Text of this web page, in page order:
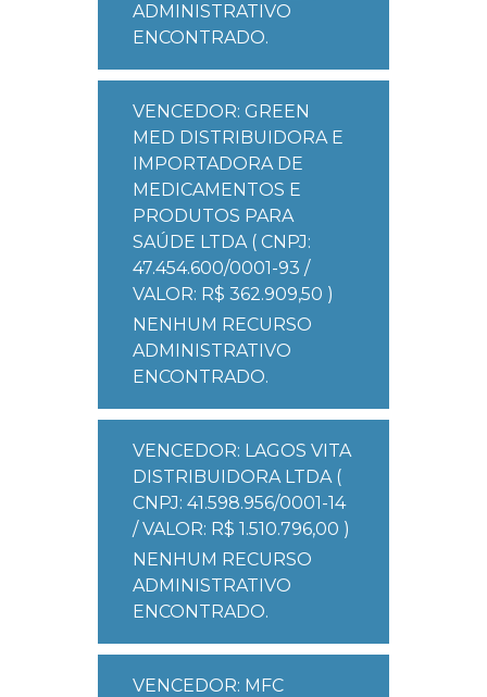
ADMINISTRATIVO
ENCONTRADO.
VENCEDOR: GREEN
MED DISTRIBUIDORA E
IMPORTADORA DE
MEDICAMENTOS E
PRODUTOS PARA
SAÚDE LTDA ( CNPJ:
47.454.600/0001-93 /
VALOR: R$ 362.909,50 )
NENHUM RECURSO
ADMINISTRATIVO
ENCONTRADO.
VENCEDOR: LAGOS VITA
DISTRIBUIDORA LTDA (
CNPJ: 41.598.956/0001-14
/ VALOR: R$ 1.510.796,00 )
NENHUM RECURSO
ADMINISTRATIVO
ENCONTRADO.
VENCEDOR: MFC